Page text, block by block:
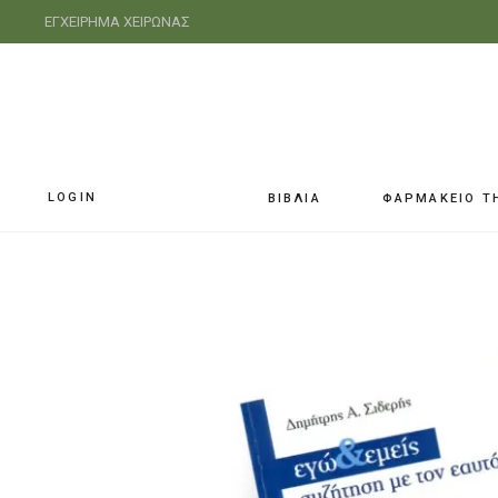
ΕΓΧΕΙΡΗΜΑ ΧΕΙΡΩΝΑΣ
LOGIN ΒΙΒΛΙΑ ΦΑΡΜΑΚΕΙΟ